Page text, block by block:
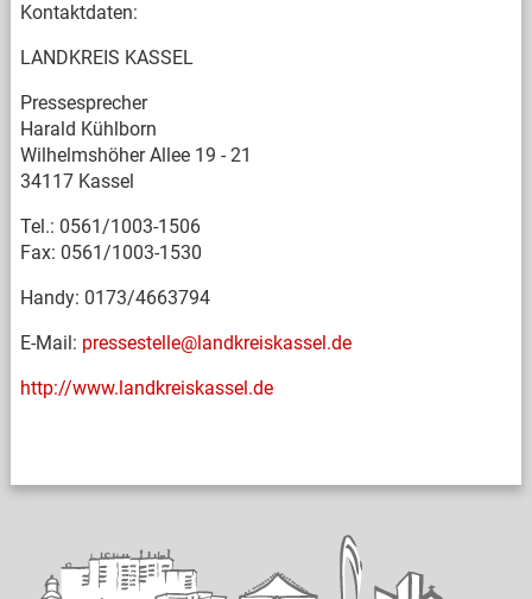
Kontaktdaten:
LANDKREIS KASSEL
Pressesprecher
Harald Kühlborn
Wilhelmshöher Allee 19 - 21
34117 Kassel
Tel.: 0561/1003-1506
Fax: 0561/1003-1530
Handy: 0173/4663794
E-Mail: pressestelle@landkreiskassel.de
http://www.landkreiskassel.de